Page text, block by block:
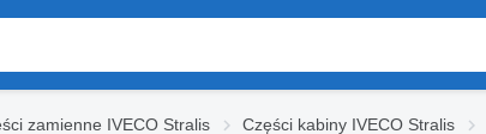
zamienne IVECO Stralis Części kabiny IVECO Stralis